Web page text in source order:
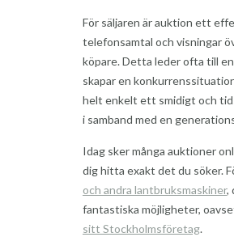
För säljaren är auktion ett
telefonsamtal och visningar
köpare. Detta leder ofta till
skapar en
helt enkelt ett smidigt och
i samband med en
Idag sker många auktioner
dig hitta exakt det du söker.
och andra lantbruksmaskiner,
fantastiska möjligheter,
sitt Stockholmsföretag.